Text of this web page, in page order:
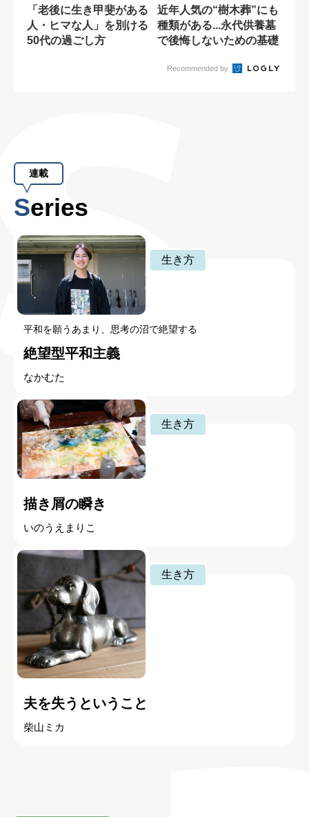
「老後に生き甲斐がある
人・ヒマな人」を別ける
50代の過ごし方
近年人気の“樹木葬”にも
種類がある...永代供養墓
で後悔しないための基礎
Recommended by
連載
Series
生き方
平和を願うあまり、思考の沼で絶望する
絶望型平和主義
なかむた
生き方
描き屑の瞬き
いのうえまりこ
生き方
夫を失うということ
柴山ミカ